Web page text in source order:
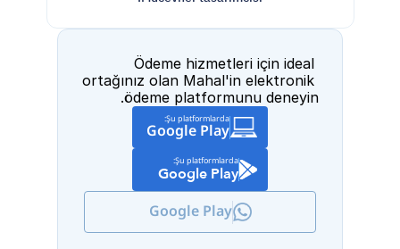
Ödeme hizmetleri için ideal
ortağınız olan Mahal'in elektronik
ödeme platformunu deneyin.
Şu platformlarda:
Google Play
Şu platformlarda:
Google Play
Google Play